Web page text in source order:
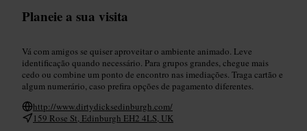
Planeie a sua visita
Vá com amigos se quiser aproveitar o ambiente animado. Leve
identificação quando necessário. Para grupos grandes, chegue mais
cedo ou combine um ponto de encontro nas imediações. Traga cartão e
algum numerário, caso prefira opções de pagamento diferentes.
http://www.dirtydicksedinburgh.com/
159 Rose St, Edinburgh EH2 4LS, UK